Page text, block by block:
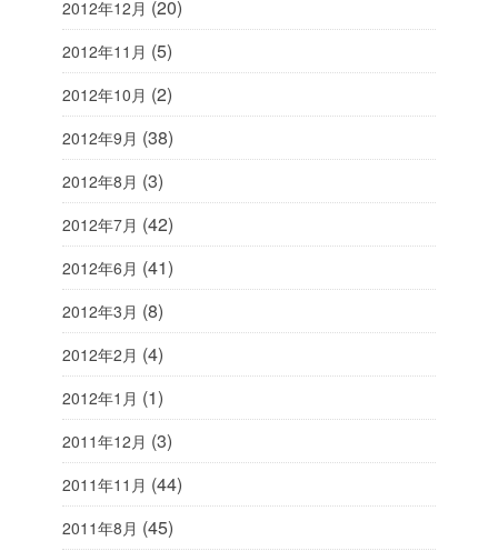
2012年12月 (20)
2012年11月 (5)
2012年10月 (2)
2012年9月 (38)
2012年8月 (3)
2012年7月 (42)
2012年6月 (41)
2012年3月 (8)
2012年2月 (4)
2012年1月 (1)
2011年12月 (3)
2011年11月 (44)
2011年8月 (45)